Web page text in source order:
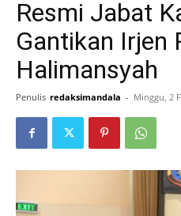
Resmi Jabat
Gantikan Irjen
Halimansyah
Penulis redaksimandala - Minggu, 2